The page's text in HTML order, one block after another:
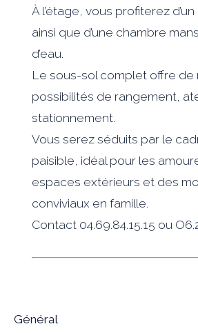
À l’étage, vous profiterez
ainsi que d’une chambre
d’eau.
Le sous-sol complet offre de
possibilités de rangement,
stationnement.
Vous serez séduits par le
paisible, idéal pour les
espaces extérieurs et des
conviviaux en famille.
Contact 04.69.84.15.15 ou
général